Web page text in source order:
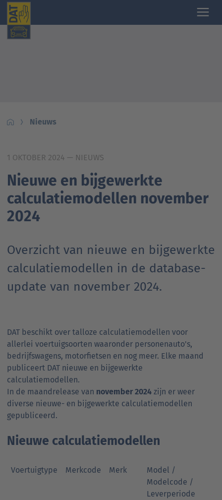
Nieuws
1 OKTOBER 2024 — NIEUWS
Nieuwe en bijgewerkte
calculatiemodellen november
2024
Overzicht van nieuwe en bijgewerkte
calculatiemodellen in de database-
update van november 2024.
DAT beschikt over talloze calculatiemodellen voor
allerlei voertuigsoorten waaronder personenauto's,
bedrijfswagens, motorfietsen en nog meer. Elke maand
publiceert DAT nieuwe en bijgewerkte
calculatiemodellen.
In de maandrelease van november 2024 zijn er weer
diverse nieuwe- en bijgewerkte calculatiemodellen
gepubliceerd.
Nieuwe calculatiemodellen
Voertuigtype Merkcode Merk
Model /
Modelcode /
Leverperiode